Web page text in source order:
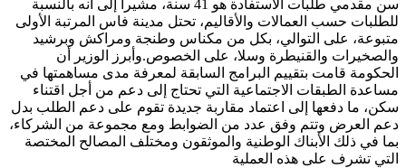
سن مقدمي طلبات الاستفادة هو 41 سنة، مشيرا إلى أنه بالنسبة
للطلبات حسب العمالات والأقاليم، تحتل مدينة فاس المرتبة الأولى
متبوعة، على التوالي، بكل من مكناس وطنجة ومراكش وبرشيد
والصخيرات والقنيطرة وسلا، على الخصوص.وأبرز الوزير أن
الحكومة قامت بتقييم البرامج السابقة لمعرفة مدى مساهمتها في
مساعدة الطبقات الاجتماعية التي تحتاج إلى دعم من أجل اقتناء
سكن، ما دفعها إلى اعتماد مقاربة جديدة تقوم على دعم الطلب بدل
دعم العرض وتتم وفق عدد من الضوابط ومع مجموعة من الشركاء،
بما في ذلك الأبناك الوطنية والموثقون ومختلف المصالح المختصة
التي تشرف على هذه العملية